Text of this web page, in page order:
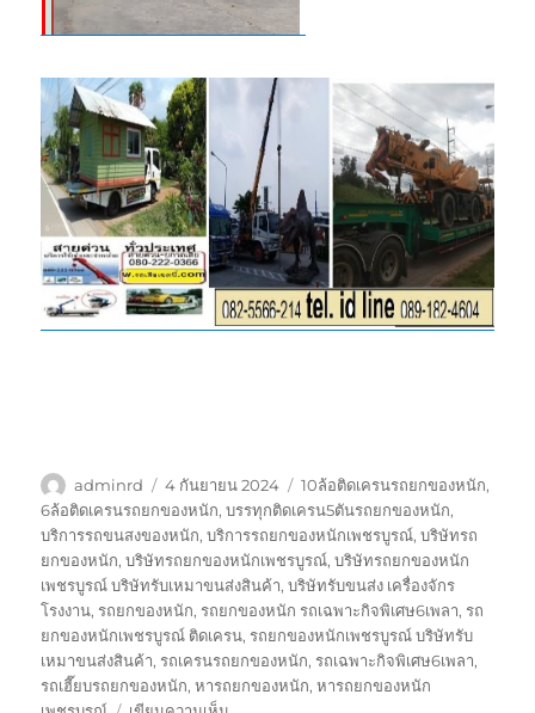
ผู้
เขียน
adminrd
เขียน
เมื่อ
4 กันยายน 2024
ป้าย
กำกับ
10ล้อติดเครนรถยกของหนัก,
6ล้อติดเครนรถยกของหนัก,บรรทุกติดเครน5ตันรถยกของหนัก,
บริการรถขนสงของหนัก,บริการรถยกของหนักเพชรบูรณ์,บริษัทรถ
ยกของหนัก,บริษัทรถยกของหนักเพชรบูรณ์,บริษัทรถยกของหนัก
เพชรบูรณ์ บริษัทรับเหมาขนส่งสินค้า,บริษัทรับขนส่ง เครื่องจักร
โรงงาน,รถยกของหนัก,รถยกของหนัก รถเฉพาะกิจพิเศษ6เพลา,รถ
ยกของหนักเพชรบูรณ์ ติดเครน,รถยกของหนักเพชรบูรณ์ บริษัทรับ
เหมาขนส่งสินค้า,รถเครนรถยกของหนัก,รถเฉพาะกิจพิเศษ6เพลา,
รถเฮี๊ยบรถยกของหนัก,หารถยกของหนัก,หารถยกของหนัก